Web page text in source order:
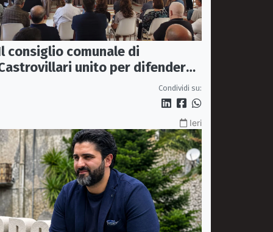
consiglio comunale di
unito per difendere
Condividi su:
Ieri